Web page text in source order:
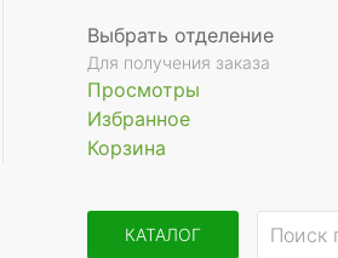
Выбрать отделение
Для получения заказа
Просмотры
Избранное
Корзина
КАТАЛОГ